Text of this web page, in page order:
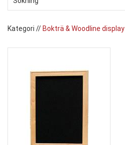
Kategori // Bokträ & Woodline display